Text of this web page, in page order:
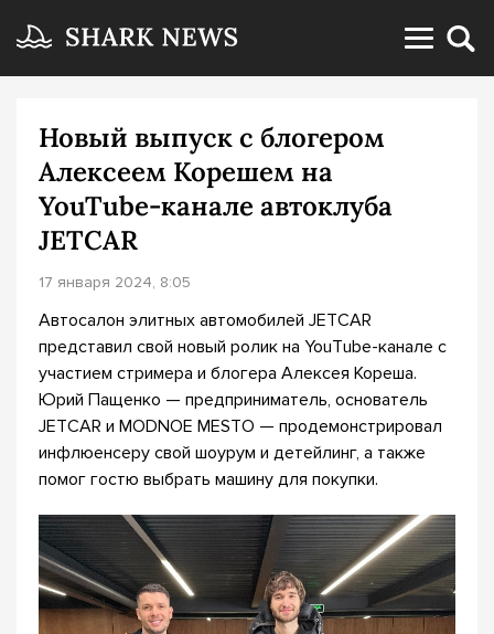
Новый выпуск с блогером
Алексеем Корешем на
YouTube-канале автоклуба
JETCAR
17 января 2024, 8:05
Автосалон элитных автомобилей JETCAR
представил свой новый ролик на YouТube-канале с
участием стримера и блогера Алексея Кореша.
Юрий Пащенко — предприниматель, основатель
JETCAR и MODNOE MESTO — продемонстрировал
инфлюенсеру свой шоурум и детейлинг, а также
помог гостю выбрать машину для покупки.